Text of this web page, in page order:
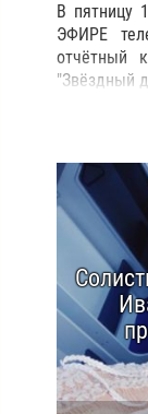
В пятницу
ЭФИРЕ
отчётный
"Звёздный